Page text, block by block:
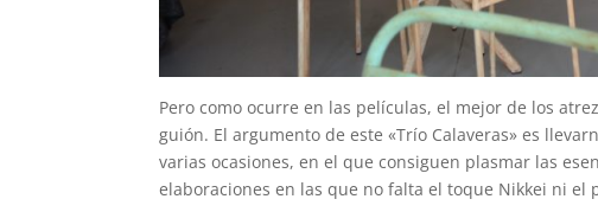
Pero como ocurre en las películas, el mejor de los
guión. El argumento de este «Trío Calaveras» es
varias ocasiones, en el que consiguen plasmar las
elaboraciones en las que no falta el toque Nikkei ni el